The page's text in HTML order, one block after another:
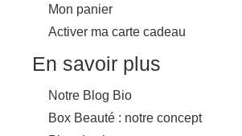
Mon panier
Activer ma carte cadeau
En savoir plus
Notre Blog Bio
Box Beauté : notre concept